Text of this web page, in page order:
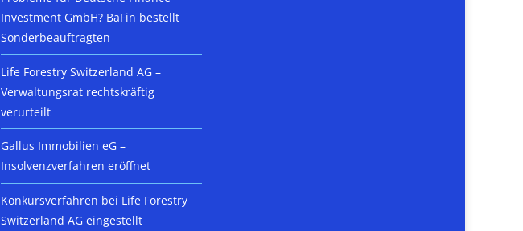
Investment GmbH? BaFin bestellt
Sonderbeauftragten
Life Forestry Switzerland AG –
Verwaltungsrat rechtskräftig
verurteilt
Gallus Immobilien eG –
Insolvenzverfahren eröffnet
Konkursverfahren bei Life Forestry
Switzerland AG eingestellt